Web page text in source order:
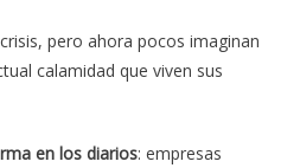
pero ahora pocos imaginan
calamidad que viven sus
en los diarios: empresas